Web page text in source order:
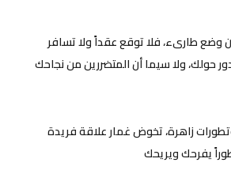
وضع طارىء، فلا توقع عقداً ولا تسافر
حولك، ولا سيما أن المتضررين من نجاحك
زاهرة، تخوض غمار علاقة فريدة
يفرحك ويريحك